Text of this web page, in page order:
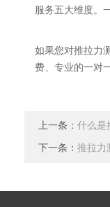
服务五大维度。
如果您对推拉力
费、专业的一对
上一条： 什么是
下一条： 推拉力